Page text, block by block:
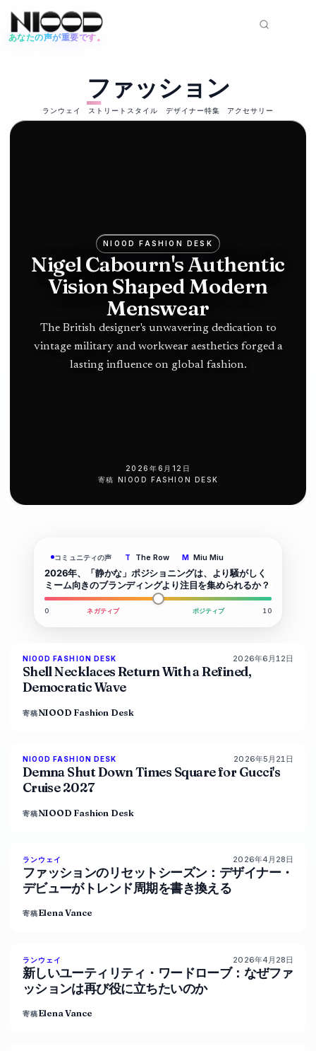
あなたの声が重要です。
ファッション
2026年6月12日
Mike
Boss in
luxury
ファッション
ランウェイ ストリートスタイル デザイナー特集 アクセサリー
NIOOD FASHION DESK
Nigel Cabourn's Authentic
Vision Shaped Modern
Menswear
The British designer's unwavering dedication to
vintage military and workwear aesthetics forged a
lasting influence on global fashion.
2026年6月12日
寄稿 NIOOD FASHION DESK
コミュニティの声 T The Row M Miu Miu
2026年、「静かな」ポジショニングは、より騒がしく
ミーム向きのブランディングより注目を集められるか？
0 ネガティブ ポジティブ 10
LIVE BRIEF
NIOOD FASHION DESK 2026年6月12日
Shell Necklaces Return With a Refined,
Democratic Wave
寄稿NIOOD Fashion Desk
LIVE BRIEF
NIOOD FASHION DESK 2026年5月21日
Demna Shut Down Times Square for Gucci's
Cruise 2027
寄稿NIOOD Fashion Desk
88% 72
ランウェイ 2026年4月28日
ファッションのリセットシーズン：デザイナー・
デビューがトレンド周期を書き換える
寄稿Elena Vance
87% 67
ランウェイ 2026年4月28日
新しいユーティリティ・ワードローブ：なぜファ
ッションは再び役に立ちたいのか
寄稿Elena Vance